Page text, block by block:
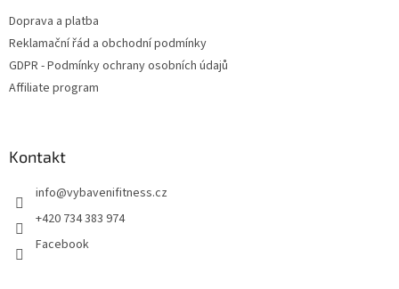
Doprava a platba
Reklamační řád a obchodní podmínky
GDPR - Podmínky ochrany osobních údajů
Affiliate program
Kontakt
info@vybavenifitness.cz
+420 734 383 974
Facebook